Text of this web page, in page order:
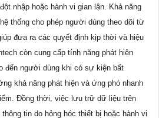
nhập hoặc hành vi gian lận. Khả năng
thống cho phép người dùng theo dõi từ
đưa ra các quyết định kịp thời và hiệu
còn cung cấp tính năng phát hiện
đến người dùng khi có sự kiện bất
khả năng phát hiện và ứng phó nhanh
Đồng thời, việc lưu trữ dữ liệu trên
tin do hỏng hóc thiết bị hoặc hành vi